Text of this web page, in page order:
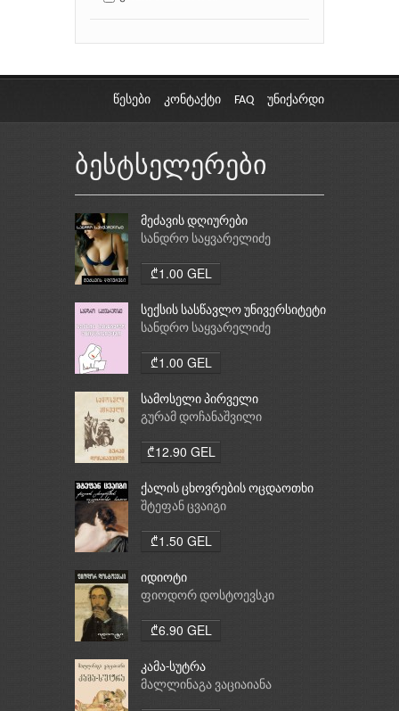
წესები კონტაქტი FAQ უნიქარდი
ბესტსელერები
მეძავის დღიურები
სანდრო საყვარელიძე
₾1.00 GEL
სექსის სასწავლო უნივერსიტეტი
სანდრო საყვარელიძე
₾1.00 GEL
სამოსელი პირველი
გურამ დოჩანაშვილი
₾12.90 GEL
ქალის ცხოვრების ოცდაოთხი
საათი
შტეფან ცვაიგი
₾1.50 GEL
იდიოტი
ფიოდორ დოსტოევსკი
₾6.90 GEL
კამა-სუტრა
მალლინაგა ვაციაიანა